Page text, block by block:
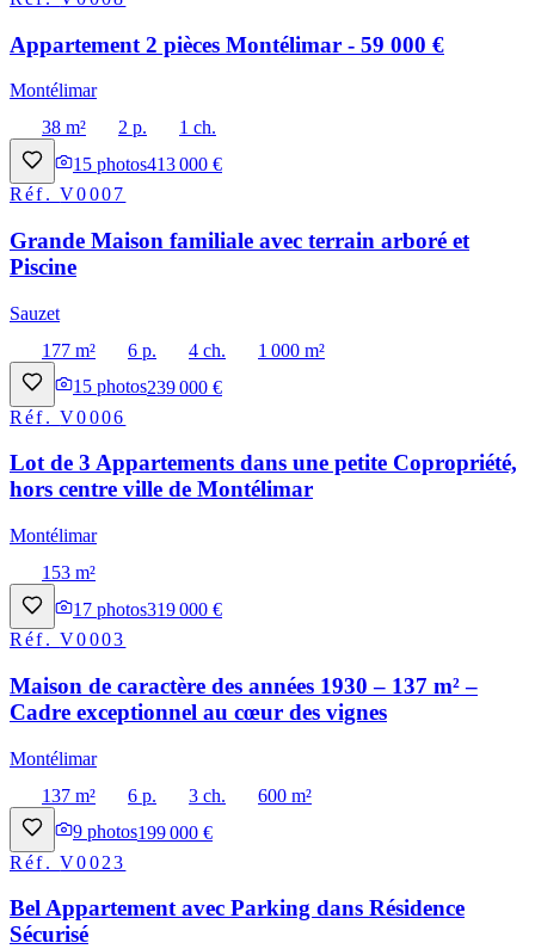
Appartement 2 pièces Montélimar - 59 000 €
Montélimar
38 m²
2 p.
1 ch.
15 photos413 000 €
Réf.V0007
Grande Maison familiale avec terrain arboré et
Piscine
Sauzet
177 m²
6 p. 4 ch.
1 000 m²
15 photos239 000 €
Réf.V0006
Lot de 3 Appartements dans une petite Copropriété,
hors centre ville de Montélimar
Montélimar
153 m²
17 photos319 000 €
Réf.V0003
Maison de caractère des années 1930 – 137 m² –
Cadre exceptionnel au cœur des vignes
Montélimar
137 m²
6 p. 3 ch.
600 m²
9 photos199 000 €
Réf.V0023
Bel Appartement avec Parking dans Résidence
Sécurisé